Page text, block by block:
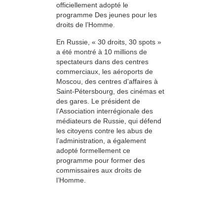
officiellement adopté le
programme Des jeunes pour les
droits de l’Homme.
En Russie, « 30 droits, 30 spots »
a été montré à 10 millions de
spectateurs dans des centres
commerciaux, les aéroports de
Moscou, des centres d’affaires à
Saint-Pétersbourg, des cinémas et
des gares. Le président de
l’Association interrégionale des
médiateurs de Russie, qui défend
les citoyens contre les abus de
l’administration, a également
adopté formellement ce
programme pour former des
commissaires aux droits de
l’Homme.